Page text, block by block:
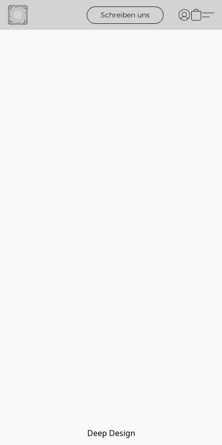
Schreiben uns
Deep Design